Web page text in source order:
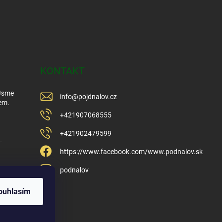
KONTAKT
info@pojdnalov.cz
+421907068555
+421902479599
https://www.facebook.com/www.podnalov.sk
podnalov